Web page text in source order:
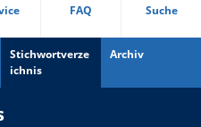
FAQ Suche
Stichwortverze
ichnis
Archiv